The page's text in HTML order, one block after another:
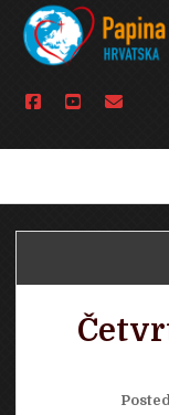
facebook
youtubeemail